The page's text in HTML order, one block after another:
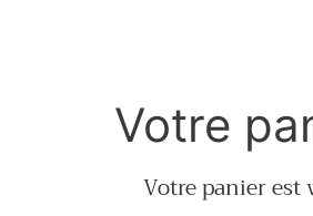
Votre
Votre panier est